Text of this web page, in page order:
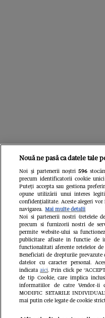
Din
Nouă ne pasă ca datele tale
Noi și partenerii noștri 596
precum identificatorii cookie
Puteți accepta sau gestiona
opune utilizării unui interes
confidențialitate. Aceste alegeri
navigarea. Mai multe detalii
Noi si partenerii nostri (retelele
precum si furnizorii nostri de
permite website-ului sa
publicitare afisate in functie de
functionalitati aferente retelelor
Beneficiati de drepturile prevazute
datelor cu caracter personal.
indicataaici. Prin click pe
de tip Cookie, care implica
informatiilor de catre Vendor-ii
MODIFIC SETARILE
mai putin cele legate de cookie